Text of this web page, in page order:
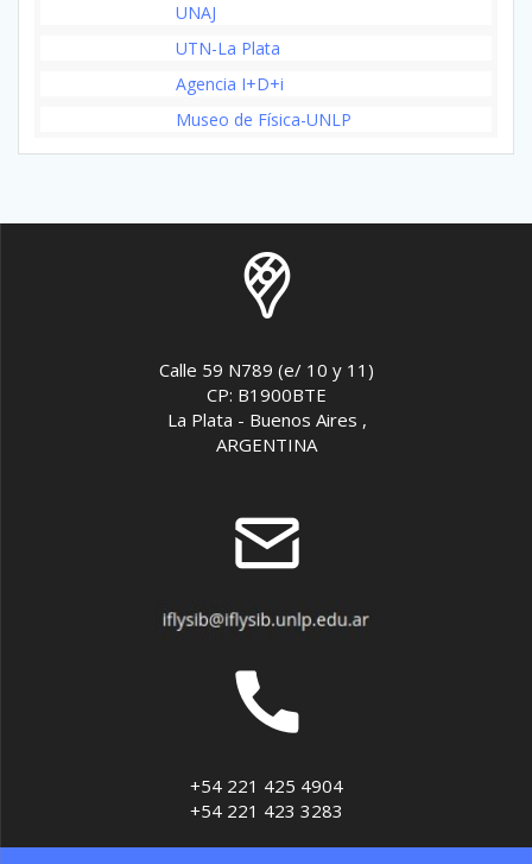
UNAJ
UTN-La Plata
Agencia I+D+i
Museo de Física-UNLP
Calle 59 N789 (e/ 10 y 11)
CP: B1900BTE
La Plata - Buenos Aires ,
ARGENTINA
+54 221 425 4904
+54 221 423 3283